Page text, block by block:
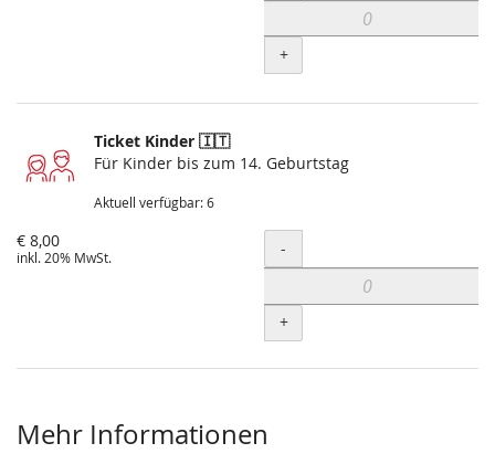
+
Ticket Kinder 🇮🇹
Für Kinder bis zum 14. Geburtstag
Aktuell verfügbar: 6
€ 8,00
inkl. 20% MwSt. Menge
-
+
Mehr Informationen